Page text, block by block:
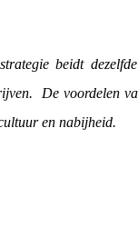
beidt dezelfde
De voordelen
en nabijheid.